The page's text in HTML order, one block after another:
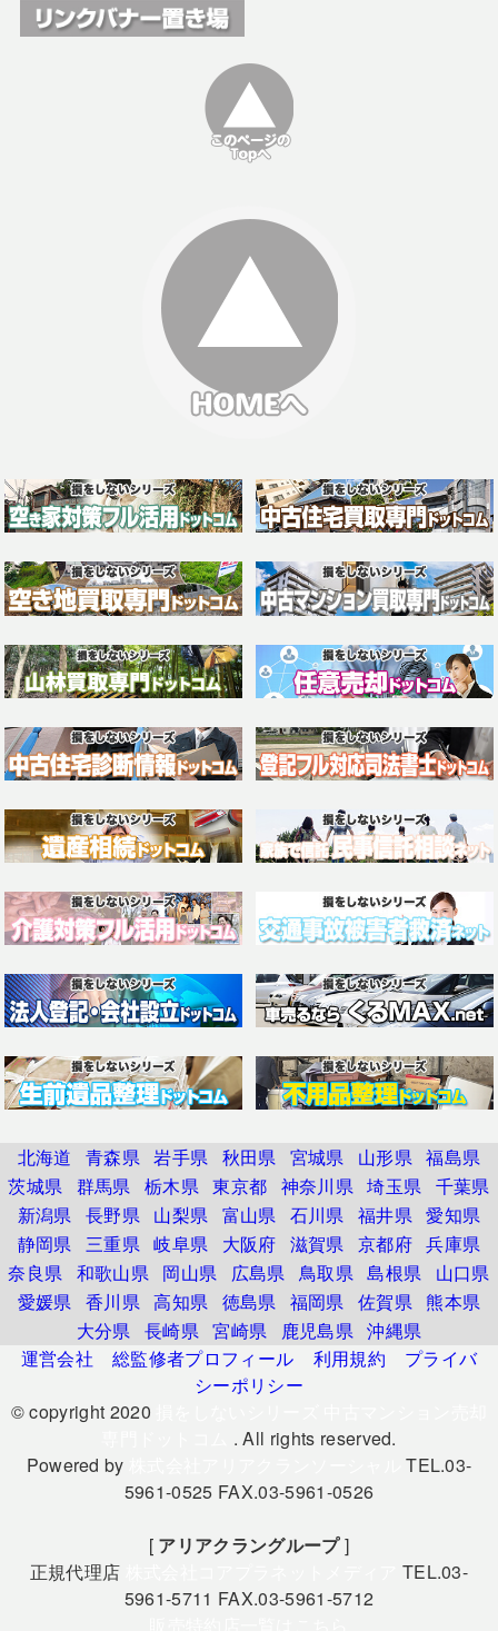
北海道 青森県 岩手県 秋田県 宮城県 山形県 福島県
茨城県 群馬県 栃木県 東京都 神奈川県 埼玉県 千葉県
新潟県 長野県 山梨県 富山県 石川県 福井県 愛知県
静岡県 三重県 岐阜県 大阪府 滋賀県 京都府 兵庫県
奈良県 和歌山県 岡山県 広島県 鳥取県 島根県
山口県
愛媛県 香川県 高知県 徳島県 福岡県 佐賀県 熊本県
大分県 長崎県 宮崎県 鹿児島県 沖縄県
運営会社
総監修者プロフィール 利用規約
プライバ
シーポリシー
© copyright 2020
. All rights reserved.
Powered by
TEL.03-
5961-0525 FAX.03-5961-0526
[ アリアクラングループ]
正規代理店
TEL.03-
5961-5711 FAX.03-5961-5712